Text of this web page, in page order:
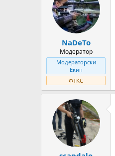
NaDeTo
Модератор
Модераторски
Екип
ФТКС